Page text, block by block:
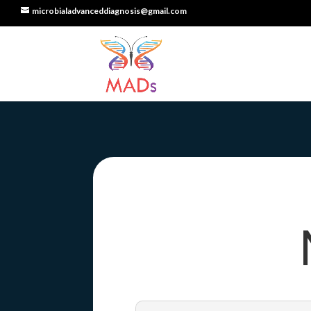
microbialadvanceddiagnosis@gmail.com